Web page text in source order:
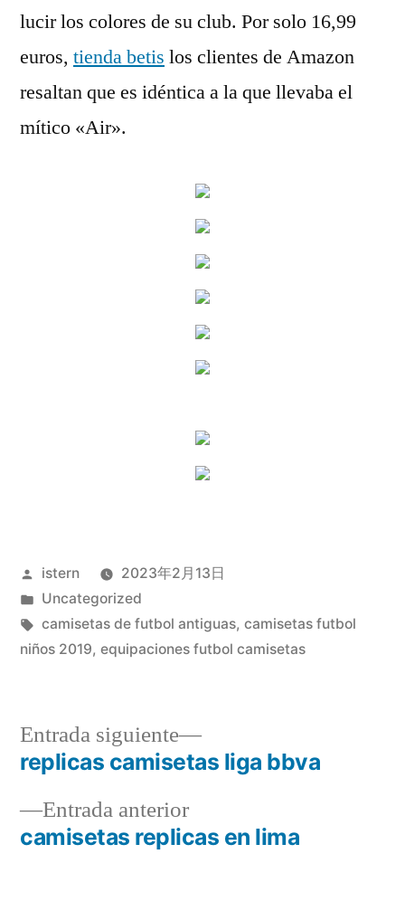
lucir los colores de su club. Por solo 16,99
euros, tienda betis los clientes de Amazon
resaltan que es idéntica a la que llevaba el
mítico «Air».
Publicado
por
istern
2023年2月13日
Publicado
en
Uncategorized
Etiquetas:
camisetas de futbol antiguas, camisetas futbol
niños 2019, equipaciones futbol camisetas
Navegación
deEntrada anteriorEntrada
anterior:
camisetas replicas en lima
Entrada siguiente
Entrada
siguiente:
replicas camisetas liga bbva